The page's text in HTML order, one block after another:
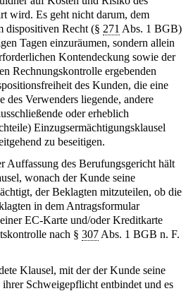
wird. Es geht nicht darum, dem
dispositiven Recht (§ 271 Abs. 1 BGB)
Tagen einzuräumen, sondern allein
Kontendeckung sowie der
Rechnungskontrolle ergebenden
des Kunden, die eine
des Verwenders liegende, andere
oder erheblich
Einzugsermächtigungsklausel
zu beseitigen.
Auffassung des Berufungsgericht hält
wonach der Kunde seine
der Beklagten mitzuteilen, ob die
in dem Antragsformular
EC-Karte und/oder Kreditkarte
nach § 307 Abs. 1 BGB n. F.
Klausel, mit der der Kunde seine
Schweigepflicht entbindet und es